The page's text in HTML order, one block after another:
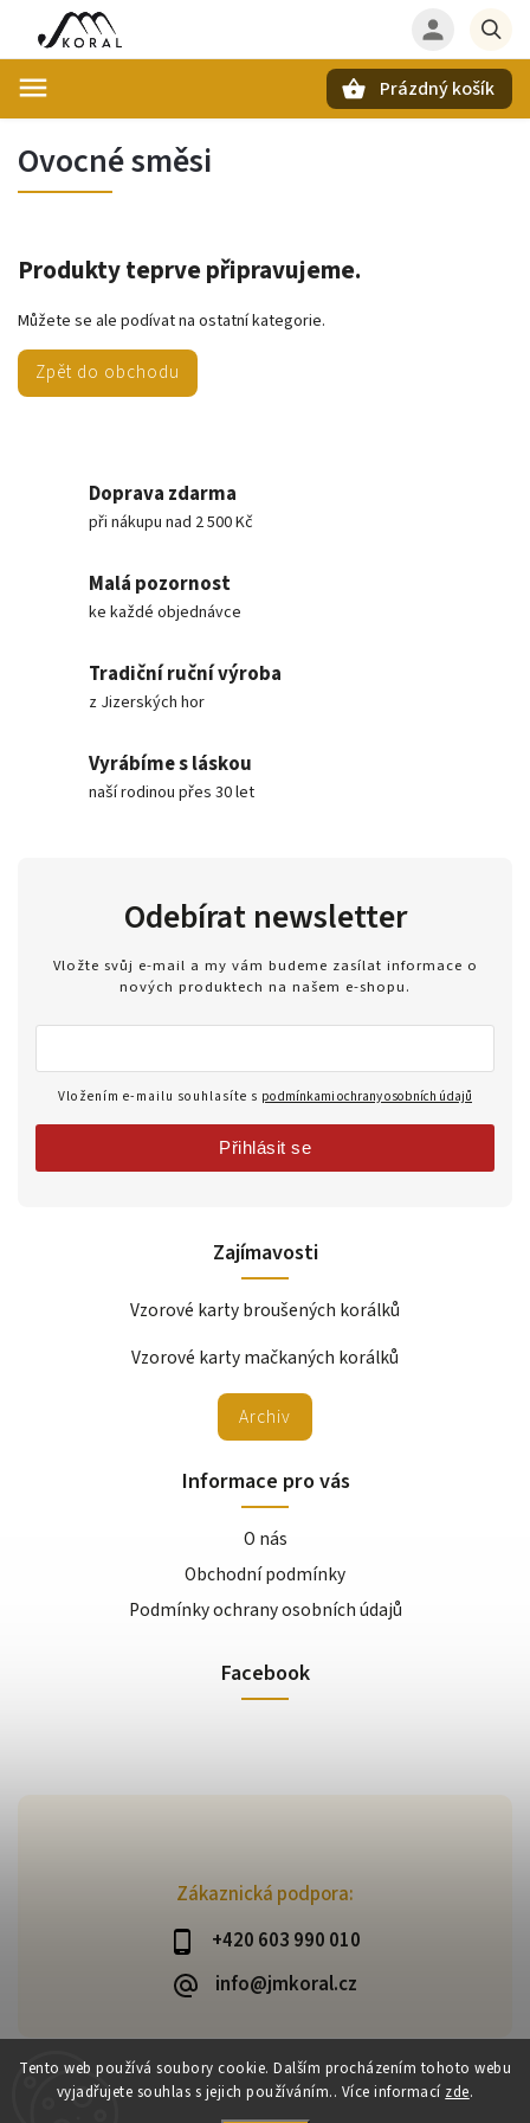
Tento web používá soubory cookie. Dalším procházením tohoto webu
vyjadřujete souhlas s jejich používáním.. Více informací zde.
Prázdný košík
Ovocné směsi
Produkty teprve připravujeme.
Můžete se ale podívat na ostatní kategorie.
Zpět do obchodu
Doprava zdarma
při nákupu nad 2 500 Kč
Malá pozornost
ke každé objednávce
Tradiční ruční výroba
z Jizerských hor
Vyrábíme s láskou
naší rodinou přes 30 let
Zákaznická podpora:
+420 603 990 010
info@jmkoral.cz
Zajímavosti
Vzorové karty broušených korálků
Vzorové karty mačkaných korálků
Archiv
Odebírat newsletter
Vložte svůj e-mail a my vám budeme zasílat informace o
nových produktech na našem e-shopu.
Vložením e-mailu souhlasíte s podmínkami ochrany osobních údajů
Přihlásit se
Informace pro vás
O nás
Obchodní podmínky
Podmínky ochrany osobních údajů
Facebook
Copyright 2026ESHOP JM KORAL. Všechna práva vyhrazena.